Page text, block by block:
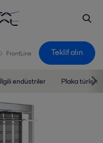
FrontLine Teklif alın
İlgili endüstriler Plaka türleri